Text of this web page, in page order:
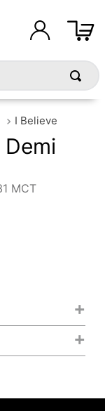
I Believe
Demi
MCT
+
+